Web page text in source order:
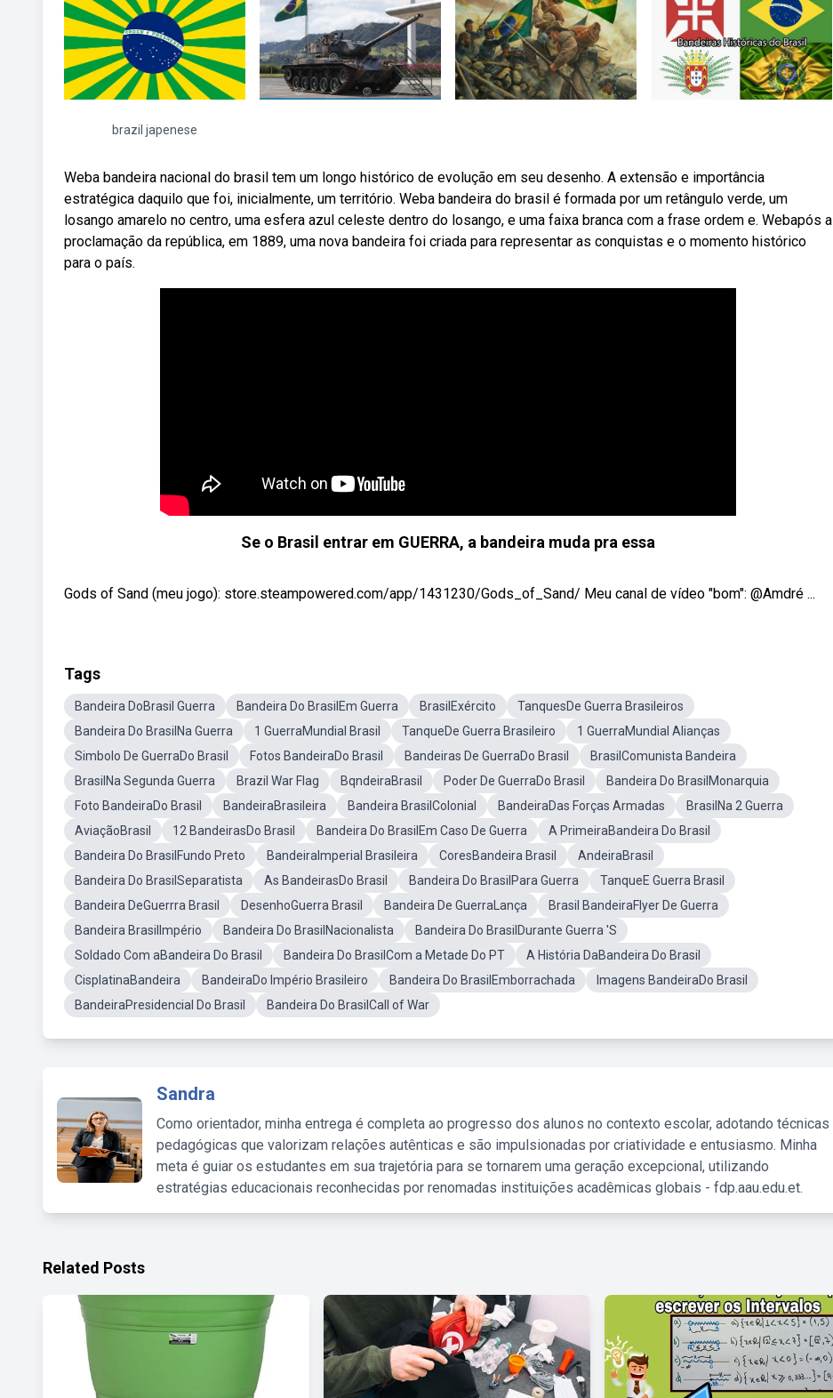
brazil japenese
Weba bandeira nacional do brasil tem um longo histórico de evolução em seu desenho. A extensão e importância
estratégica daquilo que foi, inicialmente, um território. Weba bandeira do brasil é formada por um retângulo verde, um
losango amarelo no centro, uma esfera azul celeste dentro do losango, e uma faixa branca com a frase ordem e. Webapós a
proclamação da república, em 1889, uma nova bandeira foi criada para representar as conquistas e o momento histórico
para o país.
Se o Brasil entrar em GUERRA, a bandeira muda pra essa
Gods of Sand (meu jogo): store.steampowered.com/app/1431230/Gods_of_Sand/ Meu canal de vídeo "bom": @Amdré ...
Tags
Bandeira DoBrasil Guerra Bandeira Do BrasilEm Guerra BrasilExército
TanquesDe Guerra Brasileiros
Bandeira Do BrasilNa Guerra
1 GuerraMundial Brasil TanqueDe Guerra Brasileiro
1 GuerraMundial Alianças
Simbolo De GuerraDo Brasil
Fotos BandeiraDo Brasil Bandeiras De GuerraDo Brasil
BrasilComunista Bandeira
BrasilNa Segunda Guerra
Brazil War Flag BqndeiraBrasil Poder De GuerraDo Brasil
Bandeira Do BrasilMonarquia
Foto BandeiraDo Brasil
BandeiraBrasileira Bandeira BrasilColonial BandeiraDas Forças Armadas
BrasilNa 2 Guerra
AviaçãoBrasil
12 BandeirasDo Brasil Bandeira Do BrasilEm Caso De Guerra
A PrimeiraBandeira Do Brasil
Bandeira Do BrasilFundo Preto
BandeiraImperial Brasileira CoresBandeira Brasil
AndeiraBrasil
Bandeira Do BrasilSeparatista
As BandeirasDo Brasil Bandeira Do BrasilPara Guerra
TanqueE Guerra Brasil
Bandeira DeGuerrra Brasil
DesenhoGuerra Brasil Bandeira De GuerraLança
Brasil BandeiraFlyer De Guerra
Bandeira BrasilImpério
Bandeira Do BrasilNacionalista
Bandeira Do BrasilDurante Guerra 'S
Soldado Com aBandeira Do Brasil
Bandeira Do BrasilCom a Metade Do PT
A História DaBandeira Do Brasil
CisplatinaBandeira
BandeiraDo Império Brasileiro Bandeira Do BrasilEmborrachada
Imagens BandeiraDo Brasil
BandeiraPresidencial Do Brasil
Bandeira Do BrasilCall of War
Sandra
Como orientador, minha entrega é completa ao progresso dos alunos no contexto escolar, adotando técnicas
pedagógicas que valorizam relações autênticas e são impulsionadas por criatividade e entusiasmo. Minha
meta é guiar os estudantes em sua trajetória para se tornarem uma geração excepcional, utilizando
estratégias educacionais reconhecidas por renomadas instituições acadêmicas globais - fdp.aau.edu.et.
Related Posts